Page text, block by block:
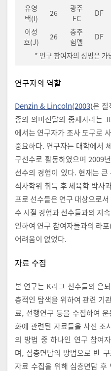
유영
택(I)
26
광주
FC
DF
이성
호(J)
26
충주
험멜
DF
* 연구 참여자의 성명은 가
연구자의 역할
Denzin & Lincoln(2003)은 질
종의 의미전달의 중재자라는
에서는 연구자가 조사 도구로
중요하다. 연구자는 대학에서
구선수로 활동하였으며 2009
선수의 경험이 있다. 현재는
석사학위 취득 후 체육학 박사
프로 선수들은 연구 대상으로
수 시절 경험과 선수들과의 지
인하여 연구 참여자들과의 라
어려움이 없었다.
자료 수집
본 연구는 K리그 선수들의 은
층적인 탐색을 위하여 관련 기
료, 선행연구 등을 수집하여
화에 관련된 자료들을 사전 조
의 방법 중 하나인 연구 참여
며, 심층면담의 방법으로 반
자료 수집을 위해 심층면담 후